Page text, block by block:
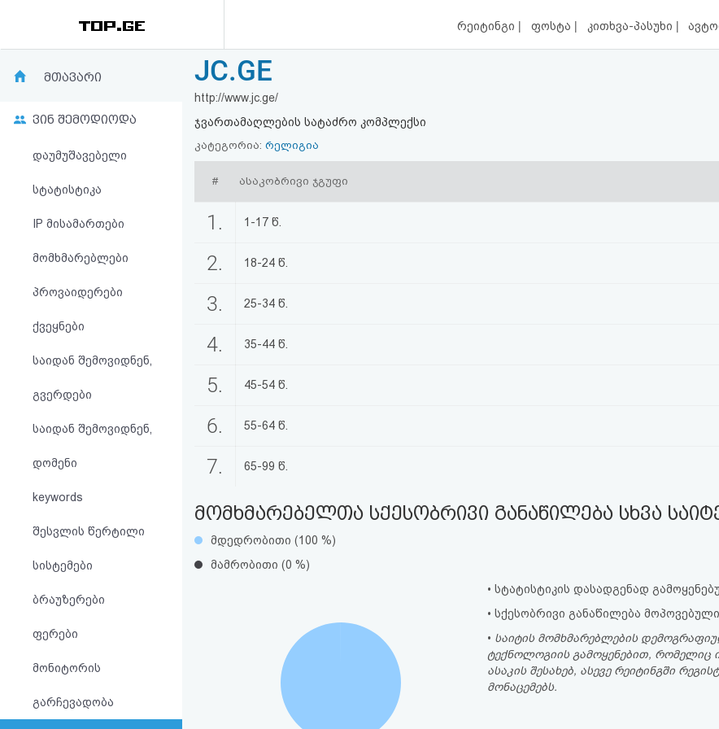
რეიტინგი | ფოსტა | კითხვა-პასუხი |
რეიტინგი
კითხვა-
პასუხი
ავტორიზაცია
რეგისტრაცია
სალიცენზიო
შეთანხმება
მთავარი
ვინ შემოდიოდა
დაუმუშავებელი
სტატისტიკა
IP მისამართები
მომხმარებლები
პროვაიდერები
ქვეყნები
საიდან შემოვიდნენ,
გვერდები
საიდან შემოვიდნენ,
დომენი
keywords
შესვლის წერტილი
სისტემები
ბრაუზერები
ფერები
მონიტორის
გარჩევადობა
JC.GE
http://www.jc.ge/
ჯვართამაღლების სატაძრო კომპლექსი
კატეგორია: რელიგია
# ასაკობრივი ჯგუფი
1. 1-17 წ.
2. 18-24 წ.
3. 25-34 წ.
4. 35-44 წ.
5. 45-54 წ.
6. 55-64 წ.
7. 65-99 წ.
მომხმარებელთა სქესობრივი განაწილება სხვა
მდედრობითი (100 %)
მამრობითი (0 %)
• სტატისტიკის დასადგენად
• სქესობრივი განაწილება
• საიტის მომხმარებლების
ტექნოლოგიის გამოყენებით, რომელიც
ასაკის შესახებ, ასევე რეიტინგში
მონაცემებს.